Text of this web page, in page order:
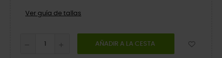
Ver guía de tallas
AÑADIR A LA CESTA